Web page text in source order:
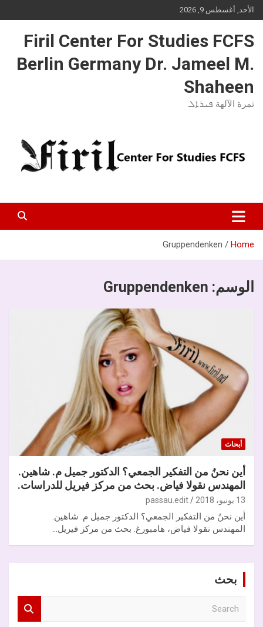
Skip
to
الأحد, أغسطس 9, 2026
Firil Center For Studies FCFS
Berlin Germany Dr. Jameel M.
Shaheen
ثمرة الآلهة ܦܝܪܐܠ
Home
Gruppendenken
الوسم: Gruppendenken
أبحاث
أين نحنُ من التفكير الجمعي؟ الدكتور جميل م. شاهين.
المهندس نقولا فياض. بحث من مركز فيريل للدراسات.
13 يونيو، 2018 passau.edit
أين نحنُ من التفكير الجمعي؟ الدكتور جميل م. شاهين.
المهندس نقولا فياض، هامبورغ. بحث من مركز فيريل…
بحث